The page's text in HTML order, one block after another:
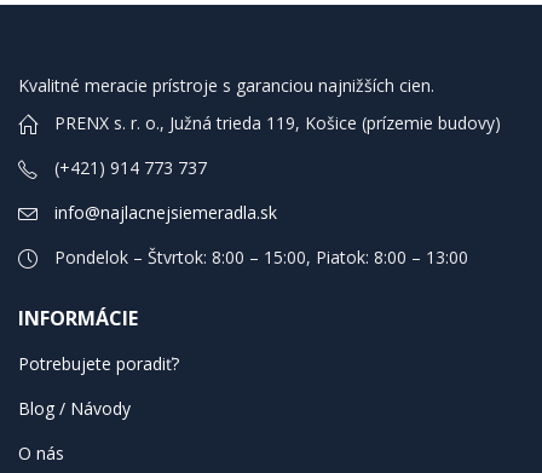
Kvalitné meracie prístroje s garanciou najnižších cien.
PRENX s. r. o., Južná trieda 119, Košice (prízemie budovy)
(+421) 914 773 737
info@najlacnejsiemeradla.sk
Pondelok – Štvrtok: 8:00 – 15:00, Piatok: 8:00 – 13:00
INFORMÁCIE
Potrebujete poradiť?
Blog / Návody
O nás